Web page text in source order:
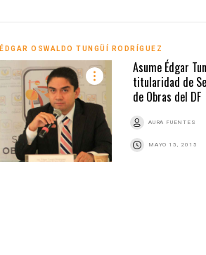
ÉDGAR OSWALDO TUNGÜÍ RODRÍGUEZ
Asume Édgar
titularidad de
de Obras del DF
AURA FUENTES
MAYO 15, 2015